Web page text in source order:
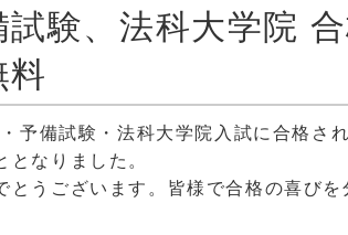
験、法科大学院
予備試験・法科大学院入試に合格さ
なりました。
うございます。皆様で合格の喜びを